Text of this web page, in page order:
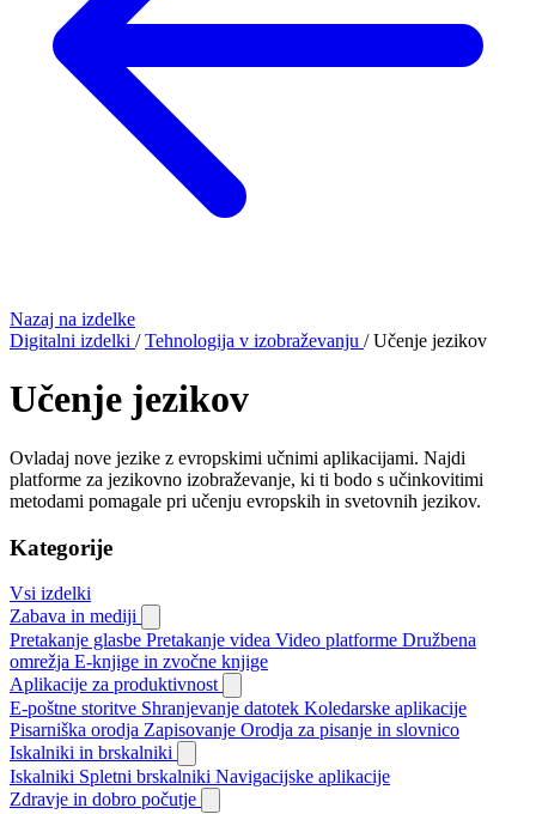
Nazaj na izdelke
Digitalni izdelki / Tehnologija v izobraževanju / Učenje jezikov
Učenje jezikov
Ovladaj nove jezike z evropskimi učnimi aplikacijami. Najdi
platforme za jezikovno izobraževanje, ki ti bodo s učinkovitimi
metodami pomagale pri učenju evropskih in svetovnih jezikov.
Kategorije
Vsi izdelki
Zabava in mediji
Pretakanje glasbe Pretakanje videa Video platforme Družbena
omrežja E-knjige in zvočne knjige
Aplikacije za produktivnost
E-poštne storitve Shranjevanje datotek Koledarske aplikacije
Pisarniška orodja Zapisovanje Orodja za pisanje in slovnico
Iskalniki in brskalniki
Iskalniki Spletni brskalniki Navigacijske aplikacije
Zdravje in dobro počutje